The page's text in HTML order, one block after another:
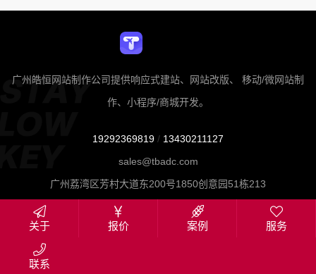
广州皓恒网站制作公司提供响应式建站、网站改版、 移动/微网站制
作、小程序/商城开发。
19292369819 / 13430211127
sales@tbadc.com
广州荔湾区芳村大道东200号1850创意园51栋213
关于 报价 案例 服务
联系